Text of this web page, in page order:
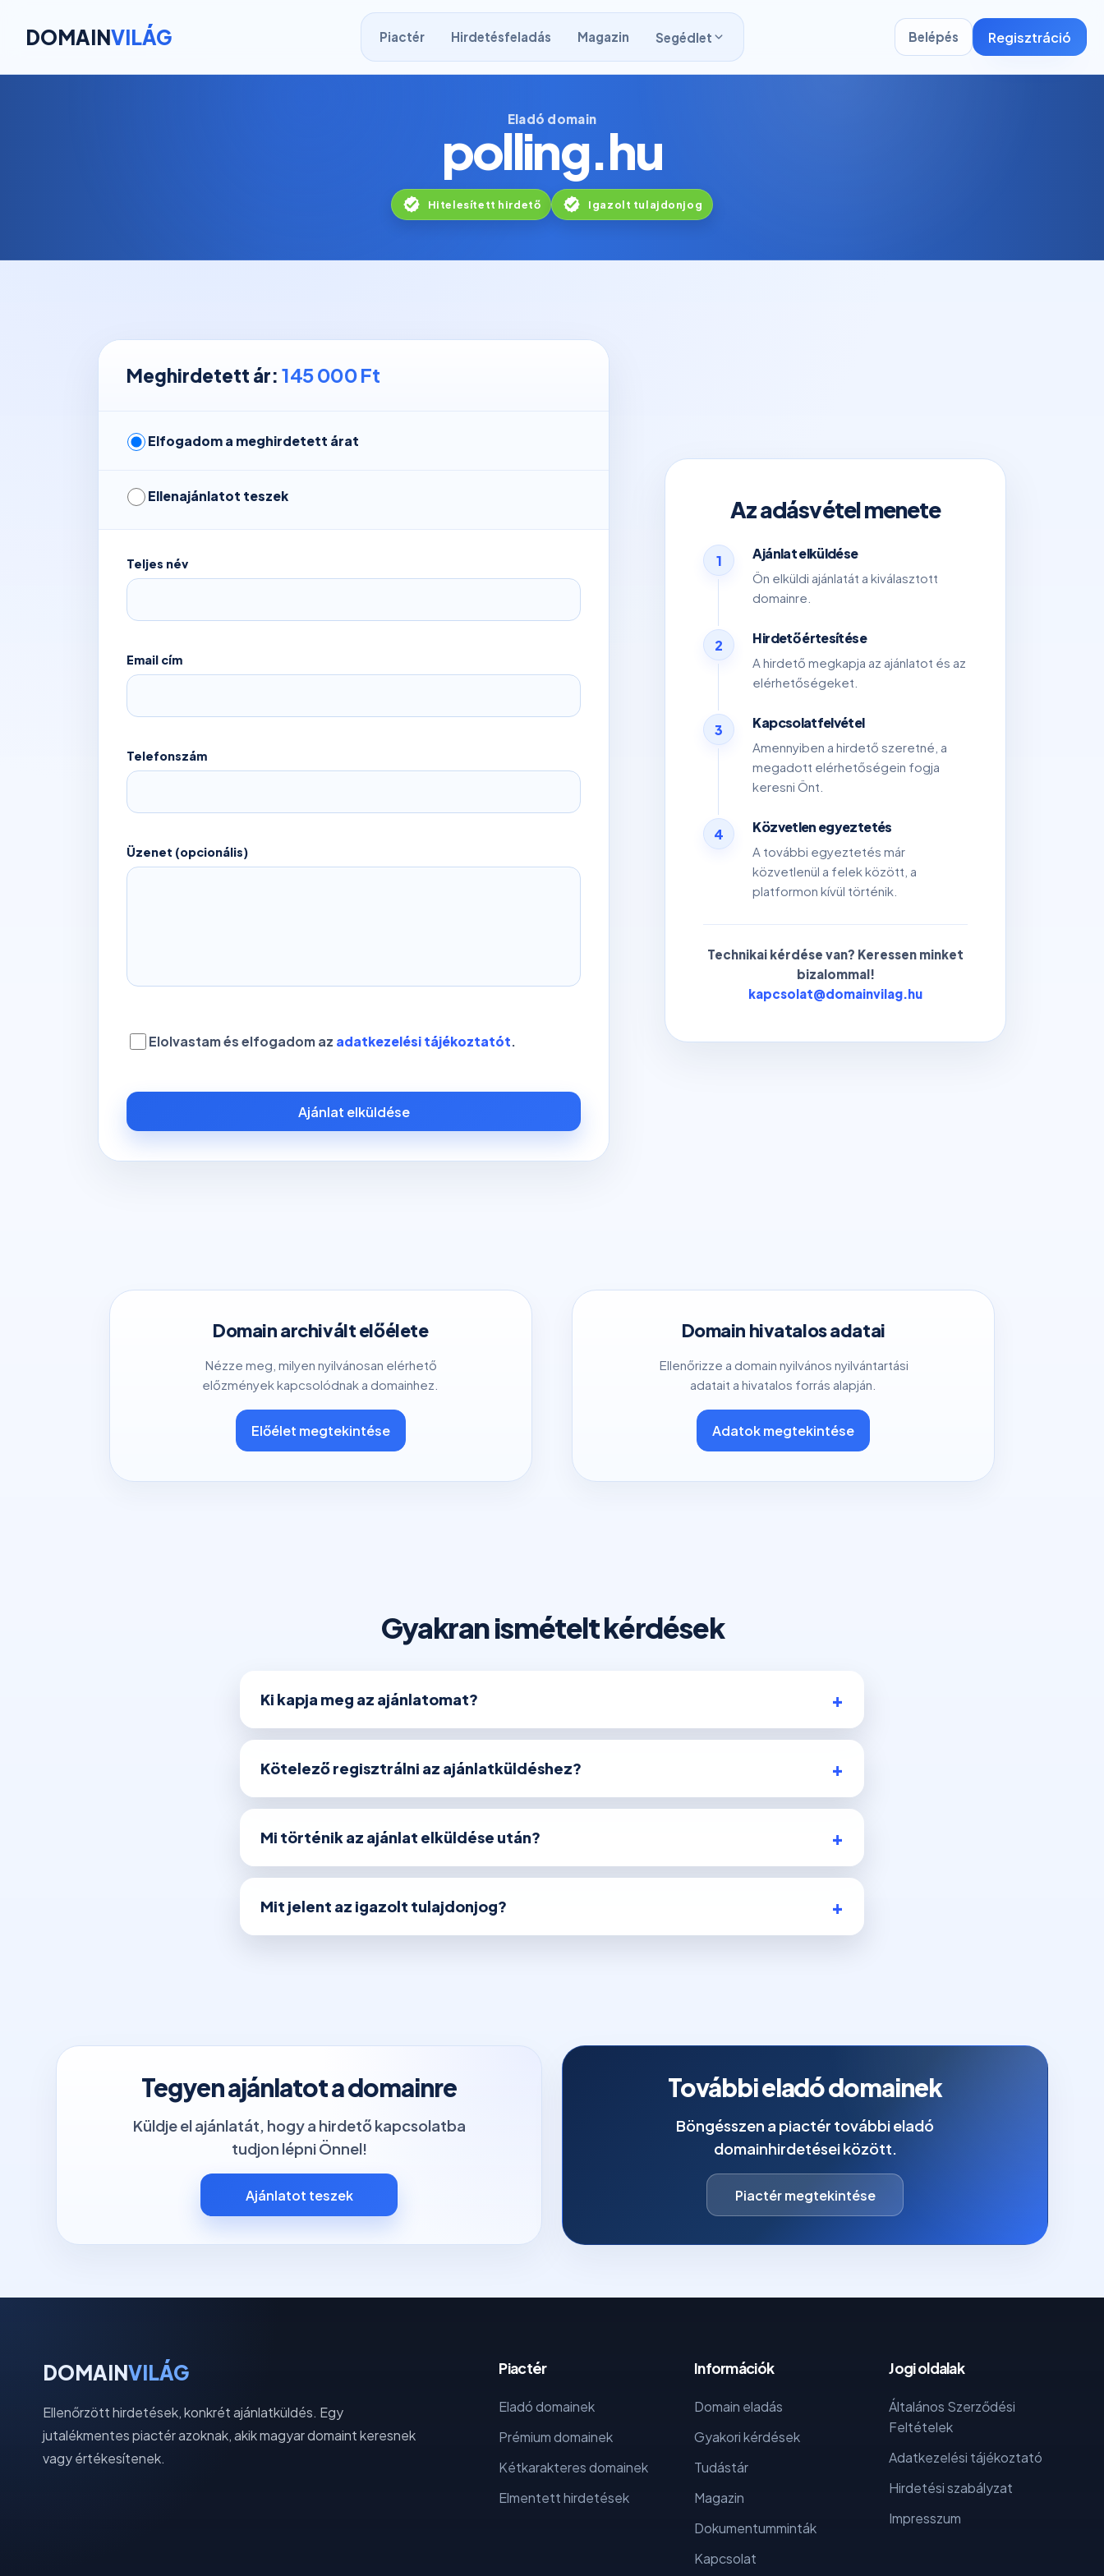
DOMAINVILÁG Piactér Hirdetésfeladás Magazin Segédlet Belépés Regisztráció
Eladó domain
polling.hu
Hitelesített hirdető Igazolt tulajdonjog
Meghirdetett ár:145 000 Ft
Elfogadom a meghirdetett árat
Ellenajánlatot teszek
Teljes név
Email cím
Telefonszám
Üzenet (opcionális)
Elolvastam és elfogadom az adatkezelési tájékoztatót.
Ajánlat elküldése
Az adásvétel menete
1 Ajánlat elküldése
Ön elküldi ajánlatát a kiválasztott
domainre.
2 Hirdető értesítése
A hirdető megkapja az ajánlatot és az
elérhetőségeket.
3 Kapcsolatfelvétel
Amennyiben a hirdető szeretné, a
megadott elérhetőségein fogja
keresni Önt.
4 Közvetlen egyeztetés
A további egyeztetés már
közvetlenül a felek között, a
platformon kívül történik.
Technikai kérdése van? Keressen minket
bizalommal!
kapcsolat@domainvilag.hu
Domain archivált előélete
Nézze meg, milyen nyilvánosan elérhető
előzmények kapcsolódnak a domainhez.
Előélet megtekintése
Domain hivatalos adatai
Ellenőrizze a domain nyilvános nyilvántartási
adatait a hivatalos forrás alapján.
Adatok megtekintése
Gyakran ismételt kérdések
Ki kapja meg az ajánlatomat?
Kötelező regisztrálni az ajánlatküldéshez?
Mi történik az ajánlat elküldése után?
Mit jelent az igazolt tulajdonjog?
Tegyen ajánlatot a domainre
Küldje el ajánlatát, hogy a hirdető kapcsolatba
tudjon lépni Önnel!
Ajánlatot teszek
További eladó domainek
Böngésszen a piactér további eladó
domainhirdetései között.
Piactér megtekintése
DOMAINVILÁG
Ellenőrzött hirdetések, konkrét ajánlatküldés. Egy
jutalékmentes piactér azoknak, akik magyar domaint keresnek
vagy értékesítenek.
Piactér
Eladó domainek
Prémium domainek
Kétkarakteres domainek
Elmentett hirdetések
Információk
Domain eladás
Gyakori kérdések
Tudástár
Magazin
Dokumentumminták
Kapcsolat
Jogi oldalak
Általános Szerződési
Feltételek
Adatkezelési tájékoztató
Hirdetési szabályzat
Impresszum